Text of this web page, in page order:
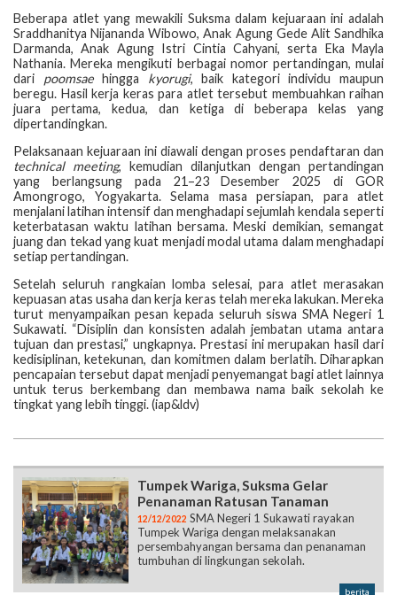
Beberapa atlet yang mewakili Suksma dalam kejuaraan ini adalah
Sraddhanitya Nijananda Wibowo, Anak Agung Gede Alit Sandhika
Darmanda, Anak Agung Istri Cintia Cahyani, serta Eka Mayla
Nathania. Mereka mengikuti berbagai nomor pertandingan, mulai
dari poomsaehingga kyorugi, baik kategori individu maupun
beregu. Hasil kerja keras para atlet tersebut membuahkan raihan
juara pertama, kedua, dan ketiga di beberapa kelas yang
dipertandingkan.
Pelaksanaan kejuaraan ini diawali dengan proses pendaftaran dan
technical meeting, kemudian dilanjutkan dengan pertandingan
yang berlangsung pada 21–23 Desember 2025 di GOR
Amongrogo, Yogyakarta. Selama masa persiapan, para atlet
menjalani latihan intensif dan menghadapi sejumlah kendala seperti
keterbatasan waktu latihan bersama. Meski demikian, semangat
juang dan tekad yang kuat menjadi modal utama dalam menghadapi
setiap pertandingan.
Setelah seluruh rangkaian lomba selesai, para atlet merasakan
kepuasan atas usaha dan kerja keras telah mereka lakukan. Mereka
turut menyampaikan pesan kepada seluruh siswa SMA Negeri 1
Sukawati. “Disiplin dan konsisten adalah jembatan utama antara
tujuan dan prestasi,” ungkapnya. Prestasi ini merupakan hasil dari
kedisiplinan, ketekunan, dan komitmen dalam berlatih. Diharapkan
pencapaian tersebut dapat menjadi penyemangat bagi atlet lainnya
untuk terus berkembang dan membawa nama baik sekolah ke
tingkat yang lebih tinggi. (iap&ldv)
Tumpek Wariga, Suksma Gelar
Penanaman Ratusan Tanaman
12/12/2022 SMA Negeri 1 Sukawati rayakan
Tumpek Wariga dengan melaksanakan
persembahyangan bersama dan penanaman
tumbuhan di lingkungan sekolah.
berita